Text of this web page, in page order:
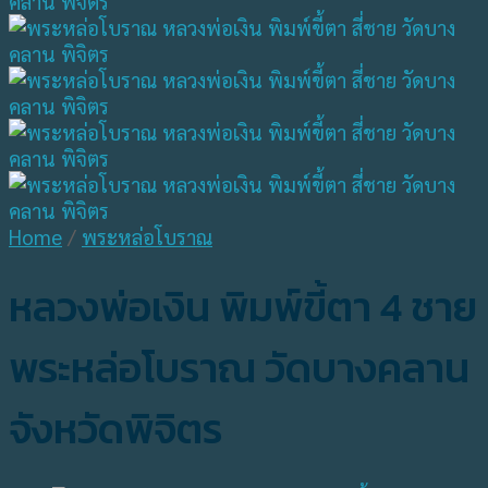
Home / พระหล่อโบราณ
หลวงพ่อเงิน พิมพ์ขี้ตา 4 ชาย
พระหล่อโบราณ วัดบางคลาน
จังหวัดพิจิตร